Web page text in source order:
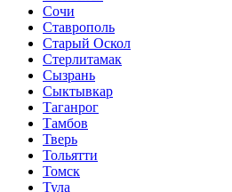
Сочи
Ставрополь
Старый Оскол
Стерлитамак
Сызрань
Сыктывкар
Таганрог
Тамбов
Тверь
Тольятти
Томск
Тула